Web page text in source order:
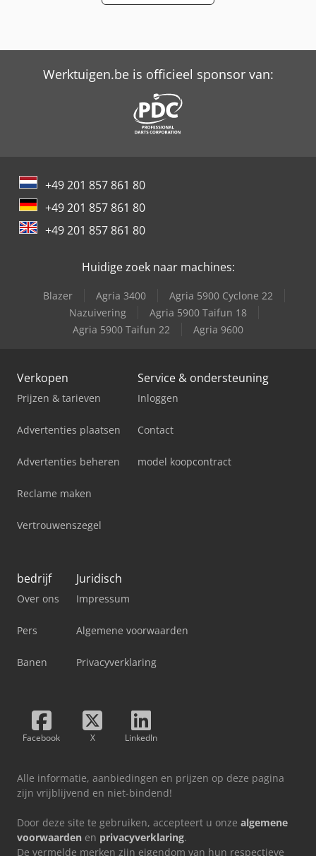
Werktuigen.be is officieel sponsor van:
+49 201 857 861 80
+49 201 857 861 80
+49 201 857 861 80
Huidige zoek naar machines:
Blazer Agria 3400
Agria 5900 Cyclone 22
Nazuivering
Agria 5900 Taifun 18
Agria 5900 Taifun 22
Agria 9600
Verkopen
Prijzen & tarieven
Advertenties plaatsen
Advertenties beheren
Reclame maken
Vertrouwenszegel
Service & ondersteuning
Inloggen
Contact
model koopcontract
bedrijf
Over ons
Pers
Banen
Juridisch
Impressum
Algemene voorwaarden
Privacyverklaring
Facebook X LinkedIn
Alle informatie, aanbiedingen en prijzen op deze pagina
zijn vrijblijvend en niet-bindend!
Door deze site te gebruiken, accepteert u onze algemene
voorwaarden en privacyverklaring.
De vermelde merken zijn eigendom van hun respectieve